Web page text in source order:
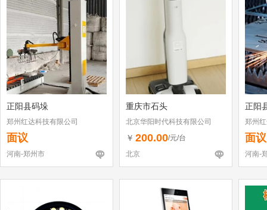
正阳县码垛
郑州红达科技有限公司
面议
河南-郑州市
重庆市石头
北京华阳时代科技有限公司
￥ 200.00/元/台
北京
正阳
郑州
面议
河南-